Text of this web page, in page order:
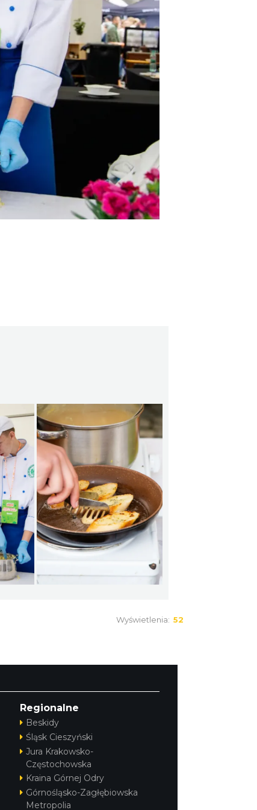
Wyświetlenia: 52
Regionalne
Beskidy
Śląsk Cieszyński
Jura Krakowsko-
Częstochowska
Kraina Górnej Odry
Górnośląsko-Zagłębiowska
Metropolia